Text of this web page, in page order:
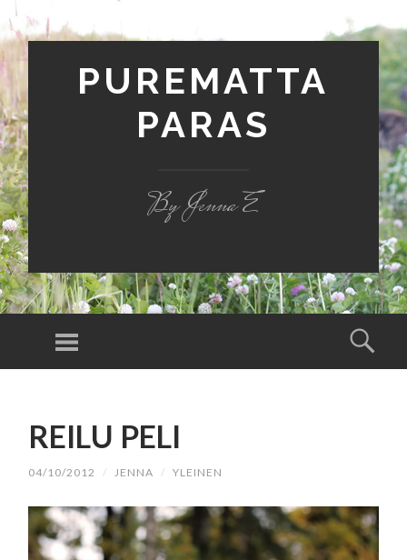
PUREMATTA
PARAS
By Jenna E
Valikko
REILU PELI
04/10/2012 / JENNA / YLEINEN